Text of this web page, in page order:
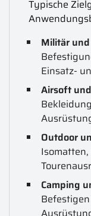
Typische
Militär
Einsatz-
Airsoft
Outdoor
Camping